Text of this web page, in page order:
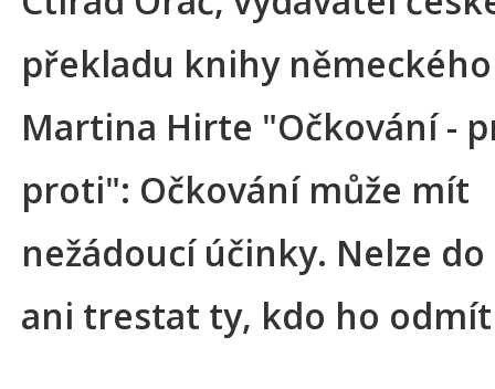
překladu knihy
Martina Hirte "Očkování -
proti": Očkování může mít
nežádoucí účinky. Nelze
ani trestat ty, kdo ho